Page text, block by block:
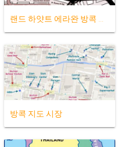
방콕 지도 시장